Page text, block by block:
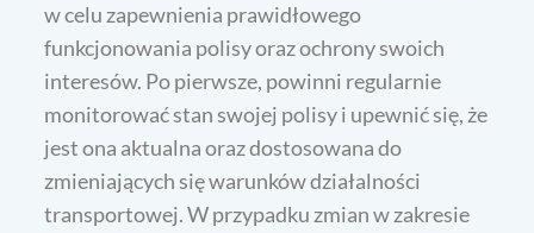
w celu zapewnienia prawidłowego
funkcjonowania polisy oraz ochrony swoich
interesów. Po pierwsze, powinni regularnie
monitorować stan swojej polisy i upewnić się, że
jest ona aktualna oraz dostosowana do
zmieniających się warunków działalności
transportowej. W przypadku zmian w zakresie